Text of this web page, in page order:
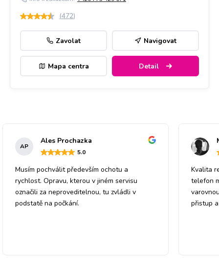
(472)
Zavolat Navigovat
Mapa centra Detail
AP
Ales Prochazka
5.0
Musím pochválit především ochotu a
rychlost. Opravu, kterou v jiném servisu
označili za neproveditelnou, tu zvládli v
podstatě na počkání.
Kvalita
telefon
přistup